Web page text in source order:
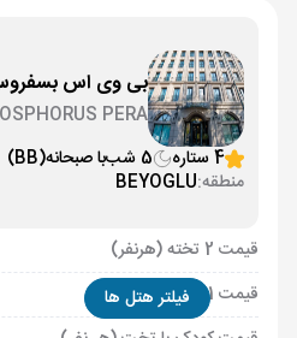
فیلتر هتل ها
بی وی اس بسفروس
PERA
4 ستاره
5 شب با صبحانه(BB)
منطقه:BEYOGLU
قیمت 2 تخته (هرنفر)
قیمت 1 تخته (هرنفر)